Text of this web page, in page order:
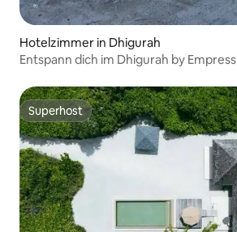
Hotelzimmer in Dhigurah
Entspann dich im Dhigurah by Empress
Superhost
Superhost